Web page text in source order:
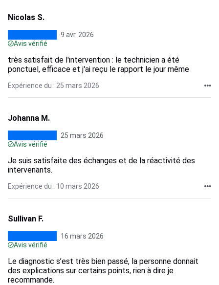
Nicolas S.
9 avr. 2026
Avis vérifié
très satisfait de l'intervention : le technicien a été
ponctuel, efficace et j'ai reçu le rapport le jour même
Expérience du : 25 mars 2026
Johanna M.
25 mars 2026
Avis vérifié
Je suis satisfaite des échanges et de la réactivité des
intervenants.
Expérience du : 10 mars 2026
Sullivan F.
16 mars 2026
Avis vérifié
Le diagnostic s’est très bien passé, la personne donnait
des explications sur certains points, rien à dire je
recommande.